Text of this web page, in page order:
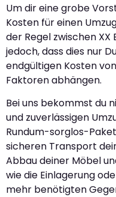
Um dir eine grobe
Kosten für einen
der Regel zwischen XX
jedoch, dass dies nur
endgültigen Kosten
Faktoren abhängen.
Bei uns bekommst du
und zuverlässigen
Rundum-sorglos-
sicheren Transport
Abbau deiner Möbel
wie die Einlagerung
mehr benötigten